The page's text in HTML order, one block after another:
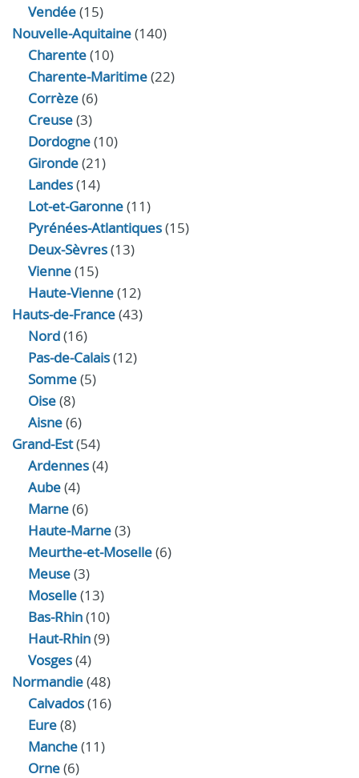
Vendée(15)
Nouvelle-Aquitaine(140)
Charente(10)
Charente-Maritime(22)
Corrèze(6)
Creuse(3)
Dordogne(10)
Gironde(21)
Landes(14)
Lot-et-Garonne(11)
Pyrénées-Atlantiques(15)
Deux-Sèvres(13)
Vienne(15)
Haute-Vienne(12)
Hauts-de-France(43)
Nord(16)
Pas-de-Calais(12)
Somme(5)
Oise(8)
Aisne(6)
Grand-Est(54)
Ardennes(4)
Aube(4)
Marne(6)
Haute-Marne(3)
Meurthe-et-Moselle(6)
Meuse(3)
Moselle(13)
Bas-Rhin(10)
Haut-Rhin(9)
Vosges(4)
Normandie(48)
Calvados(16)
Eure(8)
Manche(11)
Orne(6)